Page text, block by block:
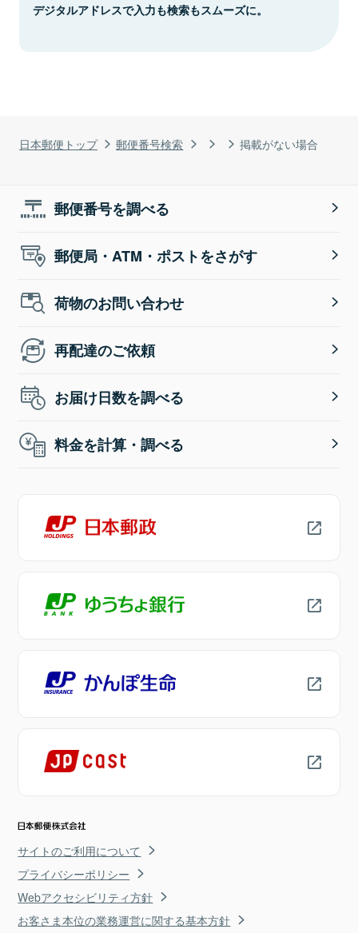
日本郵便トップ 郵便番号検索 掲載がない場合
デジタルアドレスで入力も検索もスムーズに。
郵便番号を調べる
郵便局・ATM・ポストをさがす
荷物のお問い合わせ
再配達のご依頼
お届け日数を調べる
料金を計算・調べる
サイトのご利用について
プライバシーポリシー
Webアクセシビリティ方針
お客さま本位の業務運営に関する基本方針